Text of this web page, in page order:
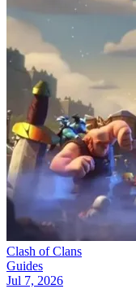
Clash of Clans
Guides
Jul 7, 2026